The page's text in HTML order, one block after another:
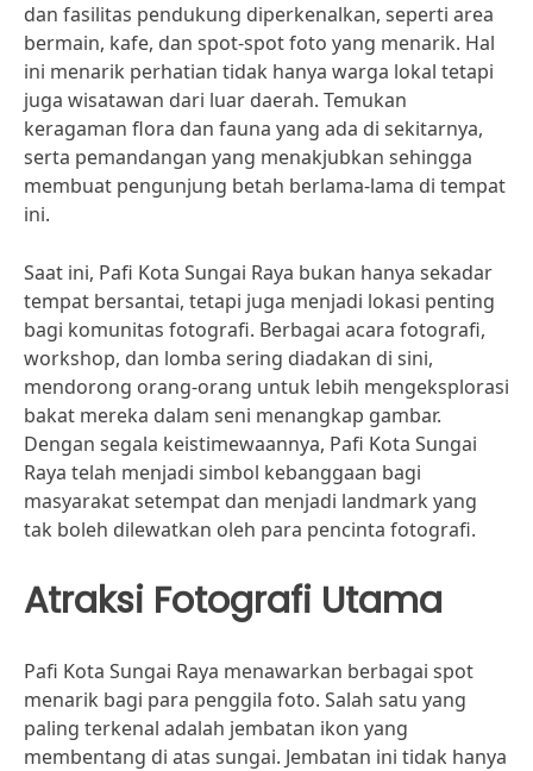
dan fasilitas pendukung diperkenalkan, seperti area
bermain, kafe, dan spot-spot foto yang menarik. Hal
ini menarik perhatian tidak hanya warga lokal tetapi
juga wisatawan dari luar daerah. Temukan
keragaman flora dan fauna yang ada di sekitarnya,
serta pemandangan yang menakjubkan sehingga
membuat pengunjung betah berlama-lama di tempat
ini.
Saat ini, Pafi Kota Sungai Raya bukan hanya sekadar
tempat bersantai, tetapi juga menjadi lokasi penting
bagi komunitas fotografi. Berbagai acara fotografi,
workshop, dan lomba sering diadakan di sini,
mendorong orang-orang untuk lebih mengeksplorasi
bakat mereka dalam seni menangkap gambar.
Dengan segala keistimewaannya, Pafi Kota Sungai
Raya telah menjadi simbol kebanggaan bagi
masyarakat setempat dan menjadi landmark yang
tak boleh dilewatkan oleh para pencinta fotografi.
Atraksi Fotografi Utama
Pafi Kota Sungai Raya menawarkan berbagai spot
menarik bagi para penggila foto. Salah satu yang
paling terkenal adalah jembatan ikon yang
membentang di atas sungai. Jembatan ini tidak hanya